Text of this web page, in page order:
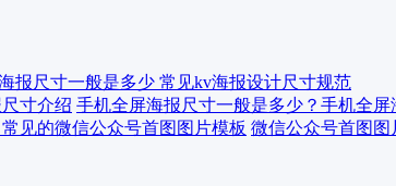
报尺寸一般是多少 常见kv海报设计尺寸规范
手机全屏海报尺寸一般是多少？手机全屏
微信公众号首图